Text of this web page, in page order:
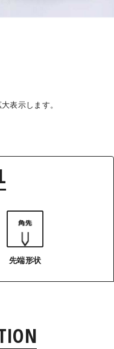
表示します。
先端形状